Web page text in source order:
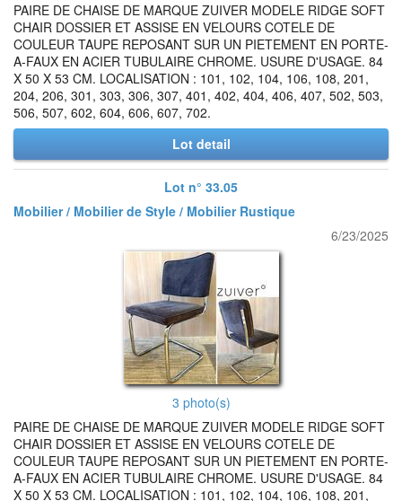
PAIRE DE CHAISE DE MARQUE ZUIVER MODELE RIDGE SOFT
CHAIR DOSSIER ET ASSISE EN VELOURS COTELE DE
COULEUR TAUPE REPOSANT SUR UN PIETEMENT EN PORTE-
A-FAUX EN ACIER TUBULAIRE CHROME. USURE D'USAGE. 84
X 50 X 53 CM. LOCALISATION : 101, 102, 104, 106, 108, 201,
204, 206, 301, 303, 306, 307, 401, 402, 404, 406, 407, 502, 503,
506, 507, 602, 604, 606, 607, 702.
Lot detail
Lot n° 33.05
Mobilier / Mobilier de Style / Mobilier Rustique
6/23/2025
3 photo(s)
PAIRE DE CHAISE DE MARQUE ZUIVER MODELE RIDGE SOFT
CHAIR DOSSIER ET ASSISE EN VELOURS COTELE DE
COULEUR TAUPE REPOSANT SUR UN PIETEMENT EN PORTE-
A-FAUX EN ACIER TUBULAIRE CHROME. USURE D'USAGE. 84
X 50 X 53 CM. LOCALISATION : 101, 102, 104, 106, 108, 201,